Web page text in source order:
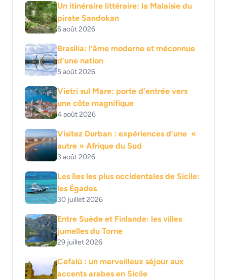
Un itinéraire littéraire: la Malaisie du
pirate Sandokan
6 août 2026
Brasilia: l’âme moderne et méconnue
d’une nation
5 août 2026
Vietri sul Mare: porte d’entrée vers
une côte magnifique
4 août 2026
Visitez Durban : expériences d’une «
autre » Afrique du Sud
3 août 2026
Les îles les plus occidentales de Sicile:
les Égades
30 juillet 2026
Entre Suède et Finlande: les villes
jumelles du Torne
29 juillet 2026
Cefalù : un merveilleux séjour aux
accents arabes en Sicile